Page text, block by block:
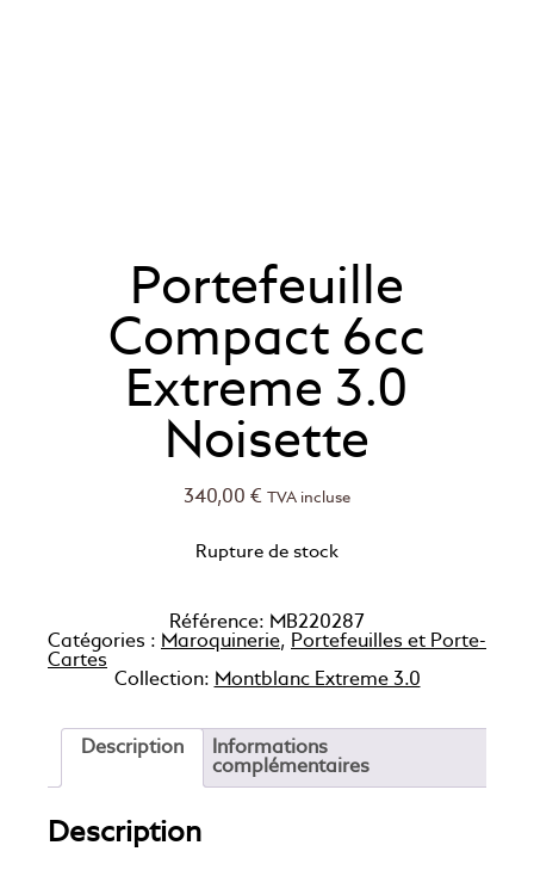
Portefeuille
Compact 6cc
Extreme 3.0
Noisette
340,00 € TVA incluse
Rupture de stock
Référence: MB220287
Catégories : Maroquinerie, Portefeuilles et Porte-
Cartes
Collection: Montblanc Extreme 3.0
Description
Informations
complémentaires
Description